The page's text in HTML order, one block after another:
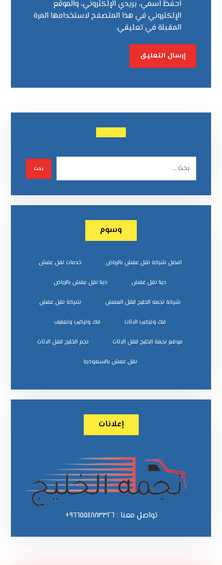
احفظ اسمي، بريدي الإلكتروني، والموقع
الإلكتروني في هذا المتصفح لاستخدامها المرة
المقبلة في تعليقي.
وسوم
افضل شركة نقل عفش بالرياض خدمات نقل عفش
دينا نقل عفش دينا نقل عفش بالرياض
شركة نجمة الخليج لنقل العفش شركة نقل عفش
فك وتركيب الاثاث فك وتركيب وتغليف
موقع نجمة الخليج لنقل الاثاث نجم الخليج لنقل الاثاث
نقل عفش بالسعودية
إعلانات
تواصل معنا : ٩٦٦٥٥٤٨٨٣٣٢٦+